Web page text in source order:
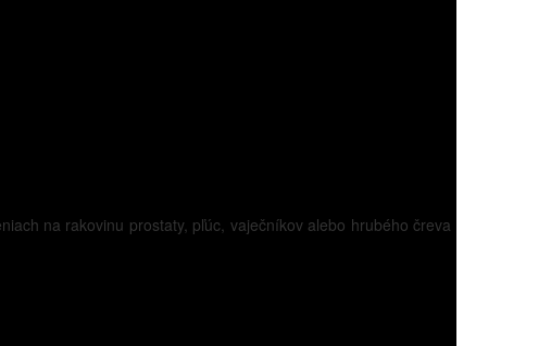
na rakovinu prostaty, pľúc, vaječníkov alebo hrubého čreva